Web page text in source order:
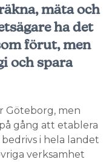
mäta och
ha det
förut, men
och spara
Göteborg, men
gång att etablera
i hela landet
verksamhet